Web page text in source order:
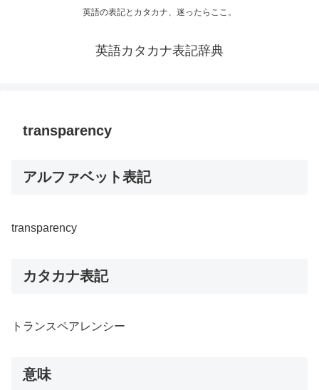
英語の表記とカタカナ、迷ったらここ。
英語カタカナ表記辞典
transparency
アルファベット表記
transparency
カタカナ表記
トランスペアレンシー
意味